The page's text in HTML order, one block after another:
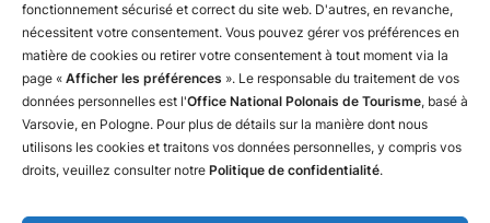
fonctionnement sécurisé et correct du site web. D'autres, en revanche,
nécessitent votre consentement. Vous pouvez gérer vos préférences en
matière de cookies ou retirer votre consentement à tout moment via la
page « Afficher les préférences ». Le responsable du traitement de vos
données personnelles est l'Office National Polonais de Tourisme, basé à
Varsovie, en Pologne. Pour plus de détails sur la manière dont nous
utilisons les cookies et traitons vos données personnelles, y compris vos
droits, veuillez consulter notre Politique de confidentialité.